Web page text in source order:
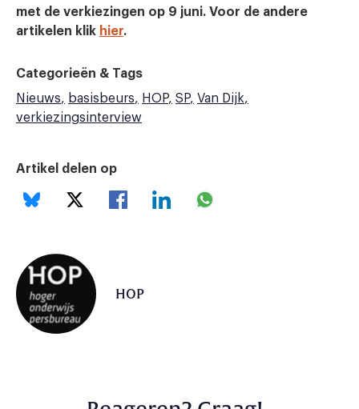
met de verkiezingen op 9 juni. Voor de andere
artikelen klik hier.
Categorieën & Tags
Nieuws
basisbeurs HOP SP
Van Dijk
verkiezingsinterview
Artikel delen op
HOP